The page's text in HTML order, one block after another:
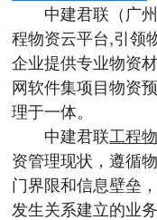
中建君联（广州
程物资云平台,引领
企业提供专业物资
网软件集项目物资
理于一体。
中建君联工程
资管理现状，遵循
门界限和信息壁垒
发生关系建立的业